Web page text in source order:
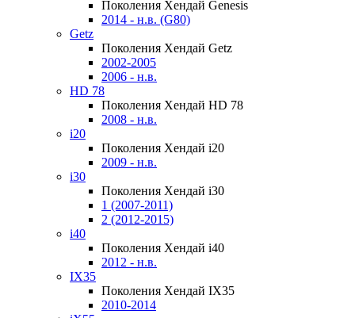
Поколения Хендай Genesis
2014 - н.в. (G80)
Getz
Поколения Хендай Getz
2002-2005
2006 - н.в.
HD 78
Поколения Хендай HD 78
2008 - н.в.
i20
Поколения Хендай i20
2009 - н.в.
i30
Поколения Хендай i30
1 (2007-2011)
2 (2012-2015)
i40
Поколения Хендай i40
2012 - н.в.
IX35
Поколения Хендай IX35
2010-2014